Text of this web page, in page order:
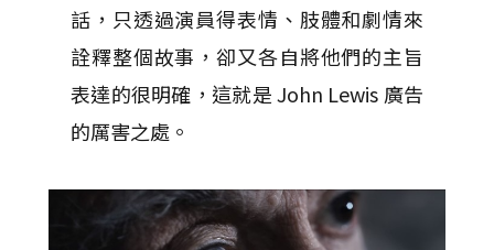
話，只透過演員得表情、肢體和劇情來
詮釋整個故事，卻又各自將他們的主旨
表達的很明確，這就是 John Lewis 廣告
的厲害之處。